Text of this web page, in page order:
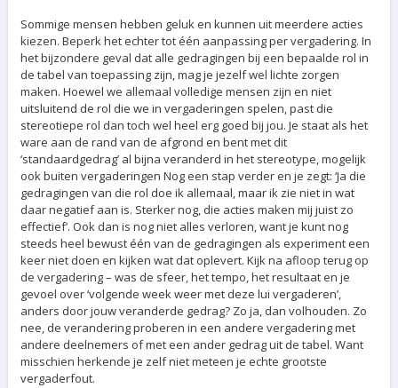
Sommige mensen hebben geluk en kunnen uit meerdere acties
kiezen. Beperk het echter tot één aanpassing per vergadering. In
het bijzondere geval dat alle gedragingen bij een bepaalde rol in
de tabel van toepassing zijn, mag je jezelf wel lichte zorgen
maken. Hoewel we allemaal volledige mensen zijn en niet
uitsluitend de rol die we in vergaderingen spelen, past die
stereotiepe rol dan toch wel heel erg goed bij jou. Je staat als het
ware aan de rand van de afgrond en bent met dit
‘standaardgedrag’ al bijna veranderd in het stereotype, mogelijk
ook buiten vergaderingen Nog een stap verder en je zegt: ‘Ja die
gedragingen van die rol doe ik allemaal, maar ik zie niet in wat
daar negatief aan is. Sterker nog, die acties maken mij juist zo
effectief’. Ook dan is nog niet alles verloren, want je kunt nog
steeds heel bewust één van de gedragingen als experiment een
keer niet doen en kijken wat dat oplevert. Kijk na afloop terug op
de vergadering – was de sfeer, het tempo, het resultaat en je
gevoel over ‘volgende week weer met deze lui vergaderen’,
anders door jouw veranderde gedrag? Zo ja, dan volhouden. Zo
nee, de verandering proberen in een andere vergadering met
andere deelnemers of met een ander gedrag uit de tabel. Want
misschien herkende je zelf niet meteen je echte grootste
vergaderfout.